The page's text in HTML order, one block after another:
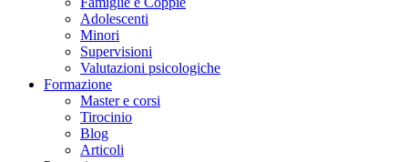
Adolescenti
Minori
Supervisioni
Valutazioni psicologiche
Formazione
Master e corsi
Tirocinio
Blog
Articoli